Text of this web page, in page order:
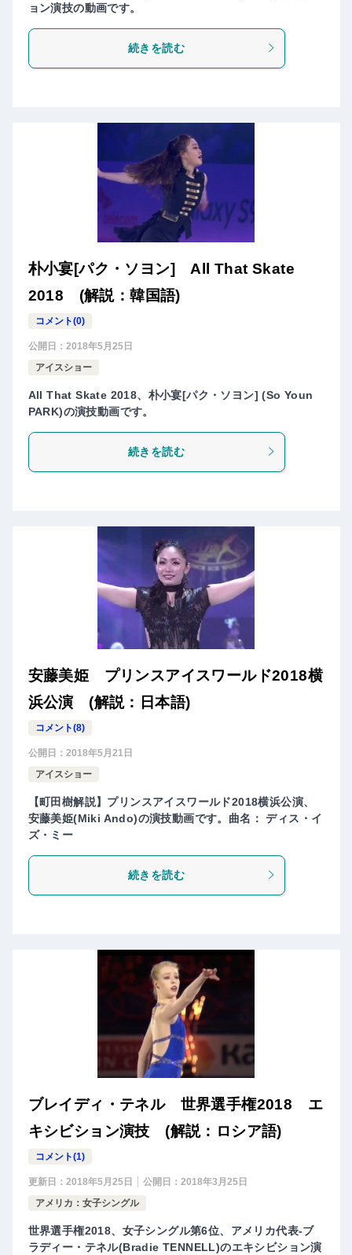
ョン演技の動画です。
続きを読む
朴小宴[パク・ソヨン] All That Skate
2018 (解説：韓国語)
コメント(0)
公開日： 2018年5月25日
アイスショー
All That Skate 2018、朴小宴[パク・ソヨン] (So Youn
PARK)の演技動画です。
続きを読む
安藤美姫 プリンスアイスワールド2018横
浜公演 (解説：日本語)
コメント(8)
公開日： 2018年5月21日
アイスショー
【町田樹解説】プリンスアイスワールド2018横浜公演、
安藤美姫(Miki Ando)の演技動画です。曲名： ディス・イ
ズ・ミー
続きを読む
ブレイディ・テネル 世界選手権2018 エ
キシビション演技 (解説：ロシア語)
コメント(1)
更新日： 2018年5月25日 公開日： 2018年3月25日
アメリカ：女子シングル
世界選手権2018、女子シングル第6位、アメリカ代表-ブ
ラディー・テネル(Bradie TENNELL)のエキシビション演